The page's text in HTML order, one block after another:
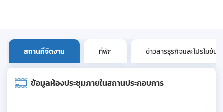
สถานที่จัดงาน ที่พัก ข่าวสารธุรกิจและโปรโมชัน
ข้อมูลห้องประชุมภายในสถานประกอบการ